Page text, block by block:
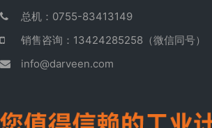
总机：0755-83413149
销售咨询：13424285258（微信同号）
info@darveen.com